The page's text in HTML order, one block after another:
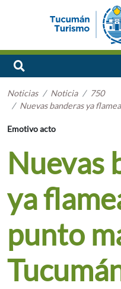
Noticias Noticia
750
Nuevas banderas ya
Emotivo acto
Nuevas
ya
punto